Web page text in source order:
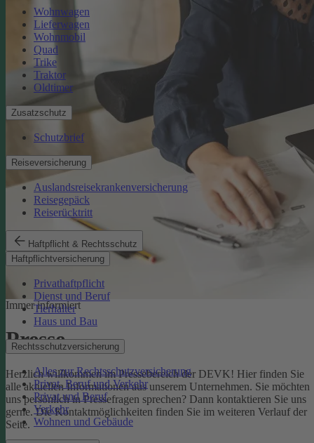
Wohnwagen
Lieferwagen
Wohnmobil
Quad
Trike
Traktor
Oldtimer
Zusatzschutz
Schutzbrief
Reiseversicherung
Auslandsreisekrankenversicherung
Reisegepäck
Reiserücktritt
Haftpflicht & Rechtsschutz
Haftpflichtversicherung
Privathaftpflicht
Dienst und Beruf
Tierhalter
Haus und Bau
Rechtsschutzversicherung
Alles zur Rechtsschutzversicherung
Privat, Beruf und Verkehr
Privat und Beruf
Verkehr
Wohnen und Gebäude
Immer informiert
Presse
Herzlich willkommen im Pressebereich der DEVK! Hier finden Sie
alle aktuellen Informationen aus unserem Unternehmen. Sie möchten
uns persönlich in Pressefragen sprechen? Dann kontaktieren Sie uns
gerne. Die Kontaktmöglichkeiten finden Sie im weiteren Verlauf der
Seite.